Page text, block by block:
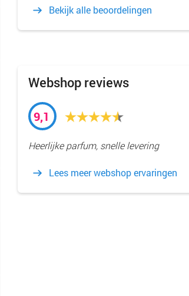
Bekijk alle beoordelingen
Webshop reviews
9,1
Heerlijke parfum, snelle levering
Lees meer webshop ervaringen